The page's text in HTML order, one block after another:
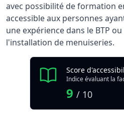
avec possibilité de formation
accessible aux personnes
une expérience dans le BTP
l'installation de menuiseries.
Score
Indice évaluant la
9 / 10